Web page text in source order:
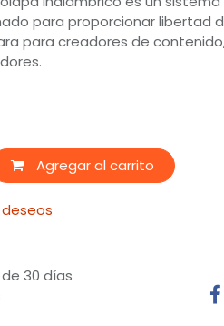
para proporcionar libertad
para creadores de
Agregar al carrito
30 días